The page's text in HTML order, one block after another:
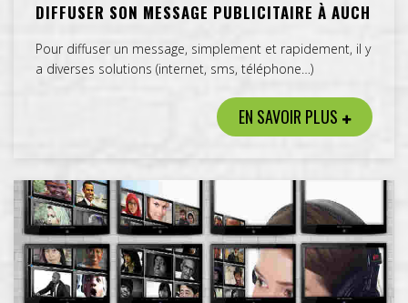
DIFFUSER SON MESSAGE PUBLICITAIRE À AUCH
Pour diffuser un message, simplement et rapidement, il y
a diverses solutions (internet, sms, téléphone…)
EN SAVOIR PLUS